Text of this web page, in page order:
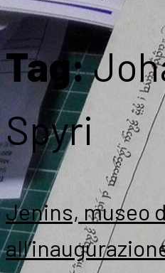
Tag:
Spyri
Jenins, museo